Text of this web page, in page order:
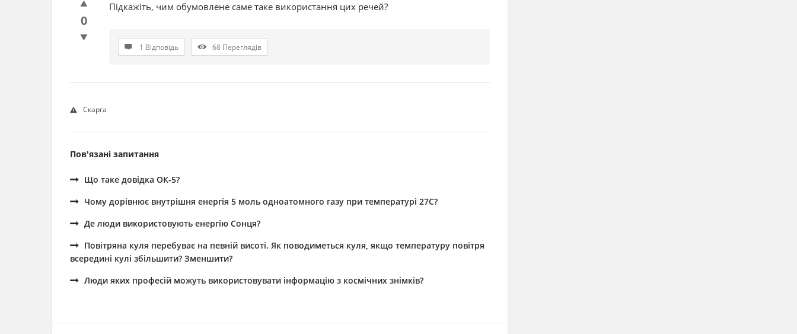
0
Підкажіть, чим обумовлене саме таке використання цих речей?
1 Відповідь 68 Переглядів
Скарга
Пов'язані запитання
Що таке довідка ОК-5?
Чому дорівнює внутрішня енергія 5 моль одноатомного газу при температурі 27C?
Де люди використовують енергію Сонця?
Повітряна куля перебуває на певній висоті. Як поводиметься куля, якщо температуру повітря
всередині кулі збільшити? Зменшити?
Люди яких професій можуть використовувати інформацію з космічних знімків?